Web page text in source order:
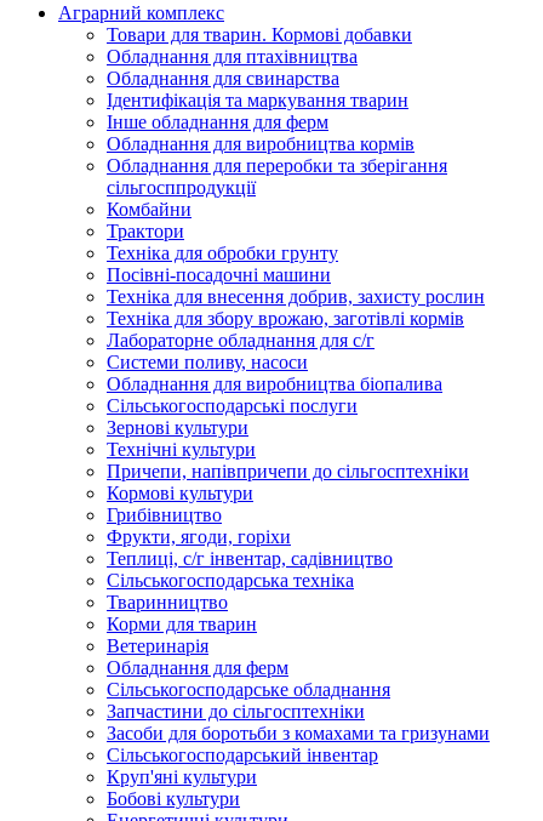
Аграрний комплекс
Товари для тварин. Кормові добавки
Обладнання для птахівництва
Обладнання для свинарства
Ідентифікація та маркування тварин
Інше обладнання для ферм
Обладнання для виробництва кормів
Обладнання для переробки та зберігання
сільгосппродукції
Комбайни
Трактори
Техніка для обробки грунту
Посівні-посадочні машини
Техніка для внесення добрив, захисту рослин
Техніка для збору врожаю, заготівлі кормів
Лабораторне обладнання для с/г
Системи поливу, насоси
Обладнання для виробництва біопалива
Сільськогосподарські послуги
Зернові культури
Технічні культури
Причепи, напівпричепи до сільгосптехніки
Кормові культури
Грибівництво
Фрукти, ягоди, горіхи
Теплиці, с/г інвентар, садівництво
Сільськогосподарська техніка
Тваринництво
Корми для тварин
Ветеринарія
Обладнання для ферм
Сільськогосподарське обладнання
Запчастини до сільгосптехніки
Засоби для боротьби з комахами та гризунами
Сільськогосподарський інвентар
Круп'яні культури
Бобові культури